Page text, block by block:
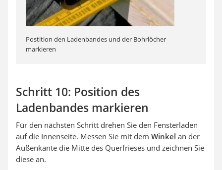
Postition den Ladenbandes und der Bohrlöcher
markieren
Schritt 10: Position des
Ladenbandes markieren
Für den nächsten Schritt drehen Sie den Fensterladen
auf die Innenseite. Messen Sie mit dem Winkel an der
Außenkante die Mitte des Querfrieses und zeichnen Sie
diese an.